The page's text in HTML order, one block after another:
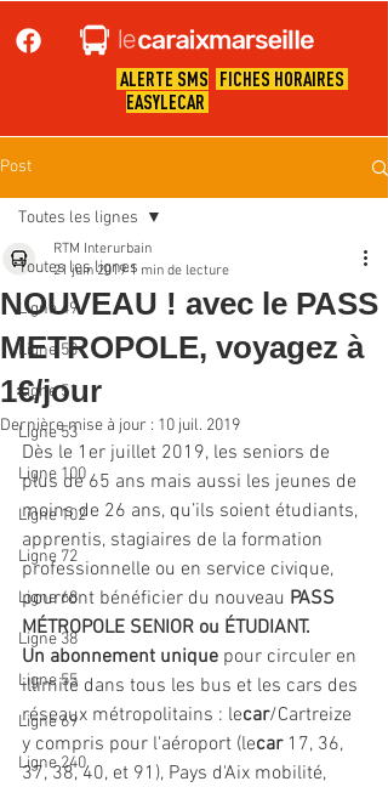
ALERTE SMS
EASYLECAR
FICHES HORAIRES
Post
Toutes les lignes
Ligne 49
Ligne 50
Ligne 51
Ligne 53
Ligne 100
Ligne 102
Ligne 72
Ligne 68
Ligne 38
Ligne 55
Ligne 69
Ligne 240
Toutes les lignes
NOUVEAU ! avec le PASS
METROPOLE, voyagez à
1€/jour
RTM Interurbain
21 juin 2019 1 min de lecture
Dernière mise à jour : 10 juil. 2019
Dès le 1er juillet 2019, les seniors de
plus de 65 ans mais aussi les jeunes de
moins de 26 ans, qu’ils soient étudiants,
apprentis, stagiaires de la formation
professionnelle ou en service civique,
pourront bénéficier du nouveau PASS
MÉTROPOLE SENIOR ou ÉTUDIANT.
Un abonnement unique pour circuler en
illimité dans tous les bus et les cars des
réseaux métropolitains : lecar/Cartreize
y compris pour l'aéroport (lecar 17, 36,
37, 38, 40, et 91), Pays d'Aix mobilité,